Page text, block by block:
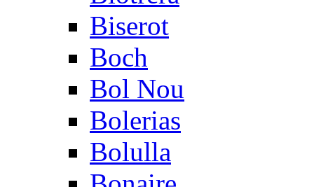
Biserot
Boch
Bol Nou
Bolerias
Bolulla